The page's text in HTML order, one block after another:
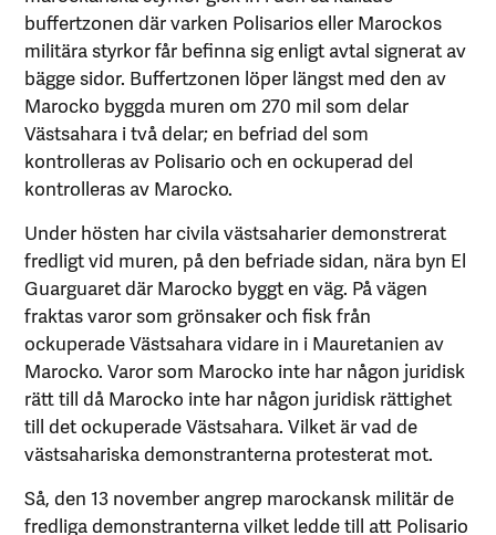
buffertzonen där varken Polisarios eller Marockos
militära styrkor får befinna sig enligt avtal signerat av
bägge sidor. Buffertzonen löper längst med den av
Marocko byggda muren om 270 mil som delar
Västsahara i två delar; en befriad del som
kontrolleras av Polisario och en ockuperad del
kontrolleras av Marocko.
Under hösten har civila västsaharier demonstrerat
fredligt vid muren, på den befriade sidan, nära byn El
Guarguaret där Marocko byggt en väg. På vägen
fraktas varor som grönsaker och fisk från
ockuperade Västsahara vidare in i Mauretanien av
Marocko. Varor som Marocko inte har någon juridisk
rätt till då Marocko inte har någon juridisk rättighet
till det ockuperade Västsahara. Vilket är vad de
västsahariska demonstranterna protesterat mot.
Så, den 13 november angrep marockansk militär de
fredliga demonstranterna vilket ledde till att Polisario